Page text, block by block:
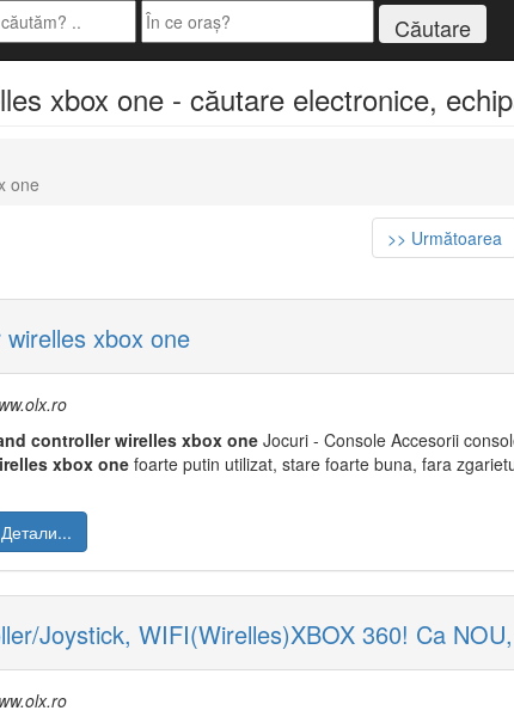
xbox one - căutare electronice,
one
>> Următoarea
xbox one
controller wirelles xbox one Jocuri - Console Accesorii
xbox one foarte putin utilizat, stare foarte buna, fara
Детали...
Joystick, WIFI(Wirelles)XBOX 360! Ca